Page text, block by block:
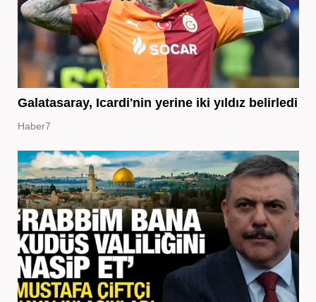
Galatasaray, Icardi'nin yerine iki yıldız belirledi
Haber7